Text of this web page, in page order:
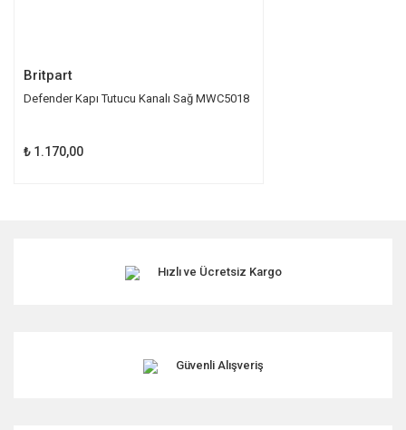
Britpart
Defender Kapı Tutucu Kanalı Sağ MWC5018
₺ 1.170,00
Hızlı ve Ücretsiz Kargo
Güvenli Alışveriş